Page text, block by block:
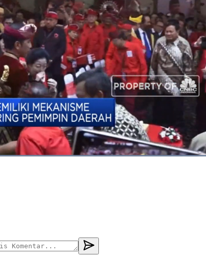
Profit di CNBC Indonesia (Jumat, 25/10/2019).
solo #pdip #megawati